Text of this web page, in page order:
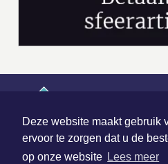
Deze website maakt gebruik
ervoor te zorgen dat u de
op onze website Lees meer
| Nieuws | Sport